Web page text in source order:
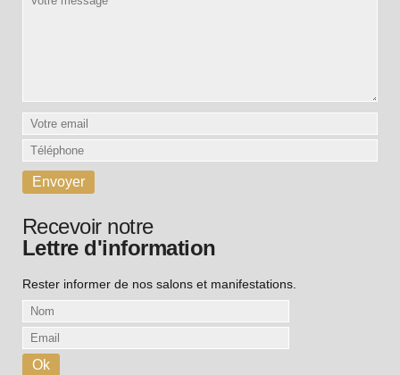
Recevoir notre
Lettre d'information
Rester informer de nos salons et manifestations.